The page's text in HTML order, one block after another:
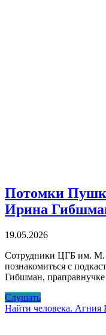
Потомки
Ирина
19.05.2026
Сотрудники ЦГБ им. М.
познакомиться с
Гибшман,
СлушатьПотомки
Пушкина
Найти человека. Агния